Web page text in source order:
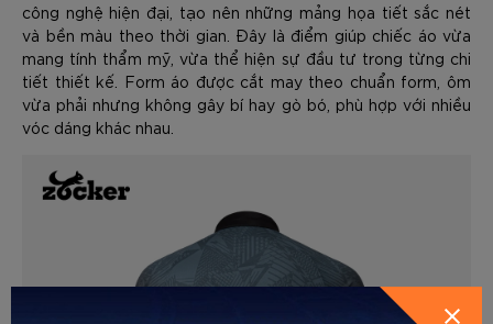
công nghệ hiện đại, tạo nên những mảng họa tiết sắc nét
và bền màu theo thời gian. Đây là điểm giúp chiếc áo vừa
mang tính thẩm mỹ, vừa thể hiện sự đầu tư trong từng chi
tiết thiết kế. Form áo được cắt may theo chuẩn form, ôm
vừa phải nhưng không gây bí hay gò bó, phù hợp với nhiều
vóc dáng khác nhau.
HƯỚNG DẪN CHỌN SIZE
GỬI THÔNG TIN ĐỂ ZOCKER TƯ